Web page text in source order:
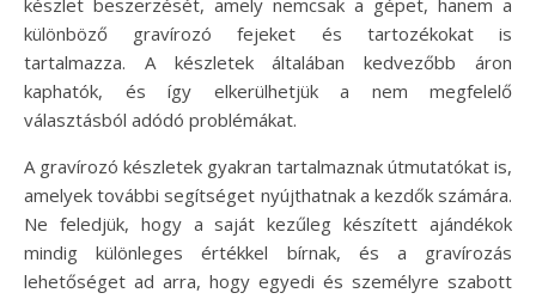
készlet beszerzését, amely nemcsak a gépet, hanem a
különböző gravírozó fejeket és tartozékokat is
tartalmazza. A készletek általában kedvezőbb áron
kaphatók, és így elkerülhetjük a nem megfelelő
választásból adódó problémákat.
A gravírozó készletek gyakran tartalmaznak útmutatókat is,
amelyek további segítséget nyújthatnak a kezdők számára.
Ne feledjük, hogy a saját kezűleg készített ajándékok
mindig különleges értékkel bírnak, és a gravírozás
lehetőséget ad arra, hogy egyedi és személyre szabott